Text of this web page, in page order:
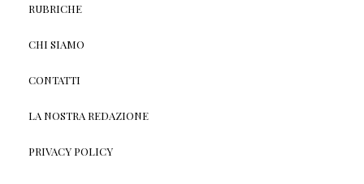
RUBRICHE
CHI SIAMO
CONTATTI
LA NOSTRA REDAZIONE
PRIVACY POLICY